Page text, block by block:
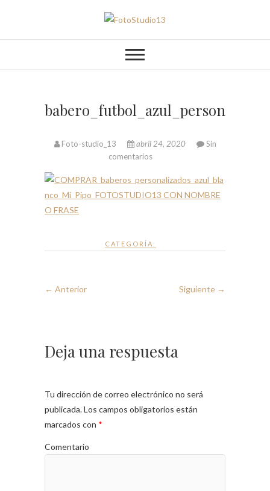
contenido
FotoStudio13
Foto-studio_13 abril 24, 2020
Sin
comentarios
CATEGORÍA:
← Anterior Siguiente →
Deja una respuesta
Tu dirección de correo electrónico no será
publicada.Los campos obligatorios están
marcados con *
Comentario